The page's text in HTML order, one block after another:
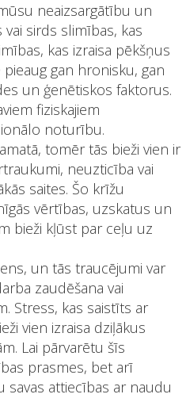
neaizsargātību un
sirds slimības, kas
kas izraisa pēkšņus
gan hronisku, gan
un ģenētiskos faktorus.
fiziskajiem
noturību.
tomēr tās bieži vien ir
neuzticība vai
saites. Šo krīžu
vērtības, uzskatus un
bieži kļūst par ceļu uz
un tās traucējumi var
zaudēšana vai
Stress, kas saistīts ar
vien izraisa dziļākus
Lai pārvarētu šīs
prasmes, bet arī
savas attiecības ar naudu